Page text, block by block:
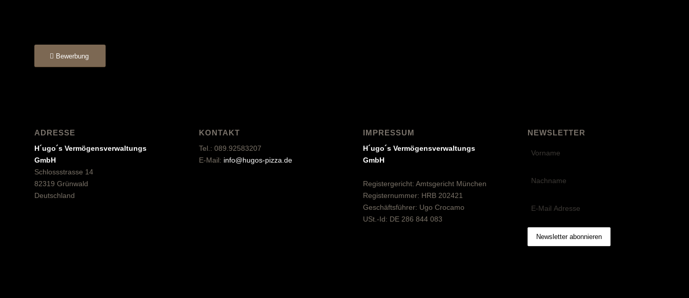
Bewerbung
ADRESSE
H´ugo´s Vermögensverwaltungs
GmbH
Schlossstrasse 14
82319 Grünwald
Deutschland
KONTAKT
Tel.: 089.92583207
E-Mail: info@hugos-pizza.de
IMPRESSUM
H´ugo´s Vermögensverwaltungs
GmbH
Registergericht: Amtsgericht München
Registernummer: HRB 202421
Geschäftsführer: Ugo Crocamo
USt.-Id: DE 286 844 083
NEWSLETTER